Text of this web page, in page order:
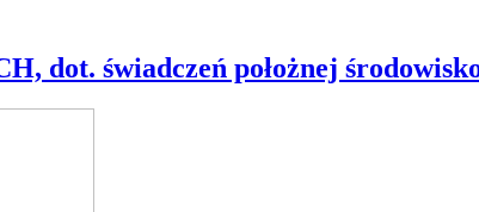
dot. świadczeń położnej